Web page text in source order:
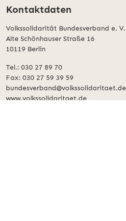
Kontaktdaten
Volkssolidarität Bundesverband e. V.
Alte Schönhauser Straße 16
10119 Berlin
Tel.: 030 27 89 70
Fax: 030 27 59 39 59
bundesverband@volkssolidaritaet.de
www.volkssolidaritaet.de